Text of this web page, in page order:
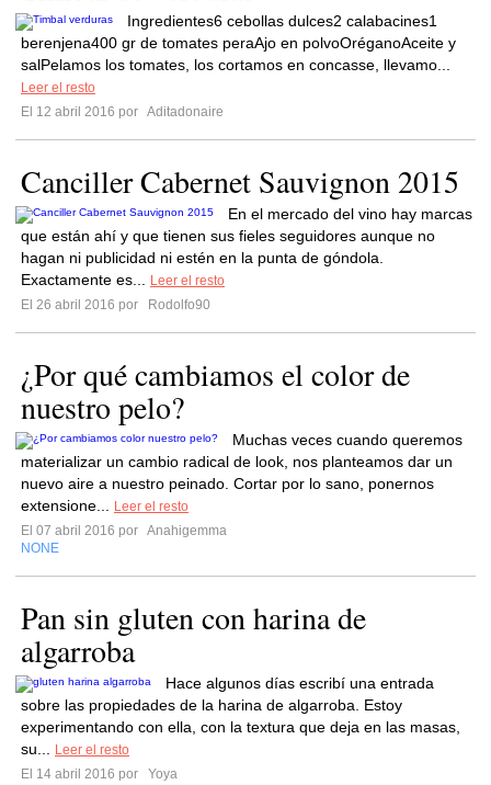
Ingredientes6 cebollas dulces2 calabacines1
berenjena400 gr de tomates peraAjo en polvoOréganoAceite y
salPelamos los tomates, los cortamos en concasse, llevamo...
Leer el resto
El 12 abril 2016 por Aditadonaire
Canciller Cabernet Sauvignon 2015
En el mercado del vino hay marcas
que están ahí y que tienen sus fieles seguidores aunque no
hagan ni publicidad ni estén en la punta de góndola.
Exactamente es...
Leer el resto
El 26 abril 2016 por
Rodolfo90
¿Por qué cambiamos el color de
nuestro pelo?
Muchas veces cuando queremos
materializar un cambio radical de look, nos planteamos dar un
nuevo aire a nuestro peinado. Cortar por lo sano, ponernos
extensione...
Leer el resto
El 07 abril 2016 por Anahigemma
NONE
Pan sin gluten con harina de
algarroba
Hace algunos días escribí una entrada
sobre las propiedades de la harina de algarroba. Estoy
experimentando con ella, con la textura que deja en las masas,
su...
Leer el resto
El 14 abril 2016 por
Yoya